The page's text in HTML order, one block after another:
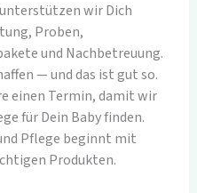
wir Dich
Proben,
und Nachbetreuung.
— und das ist gut so.
einen Termin, damit wir
für Dein Baby finden.
Pflege beginnt mit
Produkten.